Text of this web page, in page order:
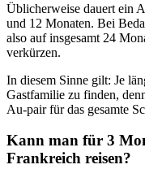
Üblicherweise dauert ein
und 12 Monaten. Bei
also auf insgesamt 24
verkürzen.
In diesem Sinne gilt: Je
Gastfamilie zu finden,
Au-pair für das gesamte
Kann man für 3
Frankreich reisen?